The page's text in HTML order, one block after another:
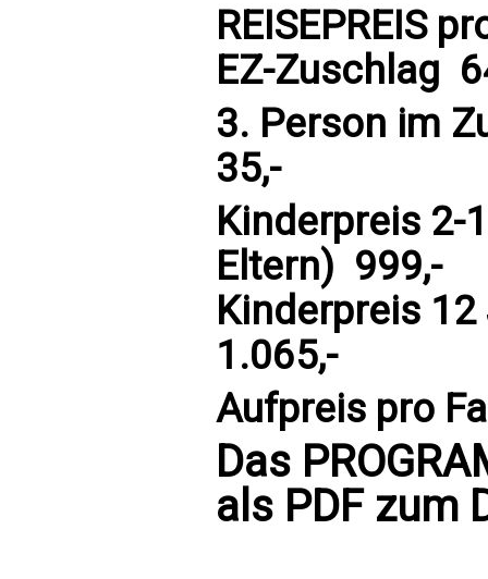
REISEPREIS
EZ-Zuschlag 
3. Person im
35,-
Kinderpreis 2-
Eltern)  999,-
Kinderpreis 12
1.065,-
Aufpreis pro
Das
als PDF zum